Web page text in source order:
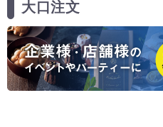
大口注文